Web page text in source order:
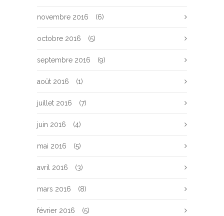
novembre 2016 (6)
octobre 2016 (5)
septembre 2016 (9)
août 2016 (1)
juillet 2016 (7)
juin 2016 (4)
mai 2016 (5)
avril 2016 (3)
mars 2016 (8)
février 2016 (5)